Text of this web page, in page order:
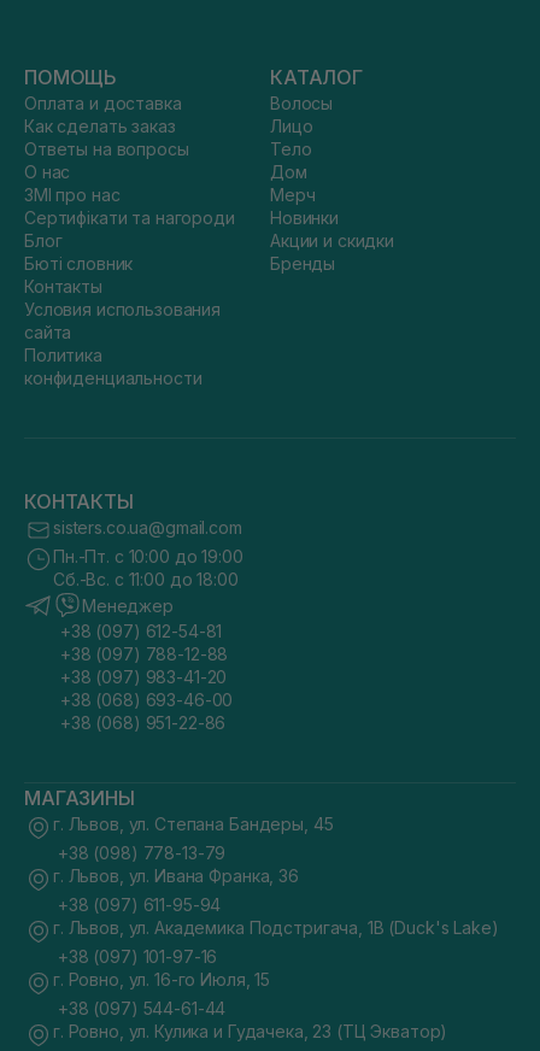
ПОМОЩЬ
Оплата и доставка
Как сделать заказ
Ответы на вопросы
О нас
ЗМІ про нас
Сертифікати та нагороди
Блог
Бюті словник
Контакты
Условия использования
сайта
Политика
конфиденциальности
КАТАЛОГ
Волосы
Лицо
Тело
Дом
Мерч
Новинки
Акции и скидки
Бренды
КОНТАКТЫ
sisters.co.ua@gmail.com
Пн.-Пт. с 10:00 до 19:00
Сб.-Вс. с 11:00 до 18:00
Менеджер
+38 (097) 612-54-81
+38 (097) 788-12-88
+38 (097) 983-41-20
+38 (068) 693-46-00
+38 (068) 951-22-86
МАГАЗИНЫ
г. Львов, ул. Степана Бандеры, 45
+38 (098) 778-13-79
г. Львов, ул. Ивана Франка, 36
+38 (097) 611-95-94
г. Львов, ул. Академика Подстригача, 1В (Duck's Lake)
+38 (097) 101-97-16
г. Ровно, ул. 16-го Июля, 15
+38 (097) 544-61-44
г. Ровно, ул. Кулика и Гудачека, 23 (ТЦ Экватор)